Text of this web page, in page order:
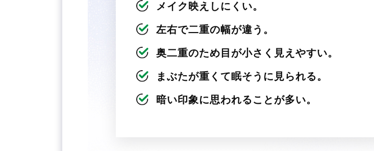
メイク映えしにくい。
左右で二重の幅が違う。
奥二重のため目が小さく見えやすい。
まぶたが重くて眠そうに見られる。
暗い印象に思われることが多い。